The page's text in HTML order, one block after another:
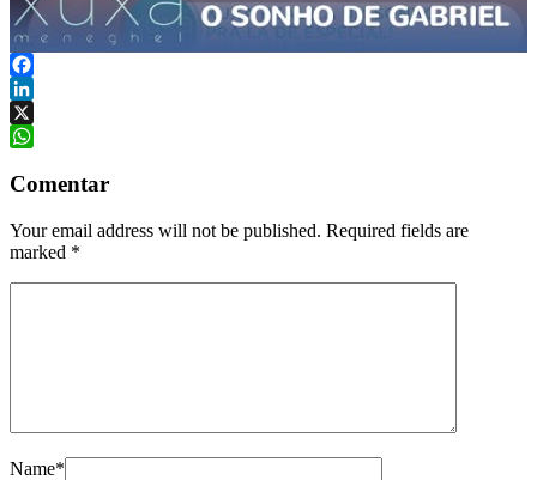
Facebook
LinkedIn
X
Comentar
Your email address will not be published. Required fields are
marked *
Name*